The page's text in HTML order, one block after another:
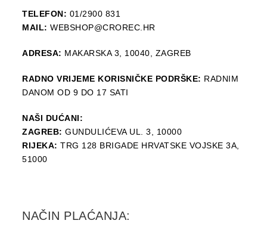
TELEFON: 01/2900 831
MAIL: WEBSHOP@CROREC.HR
ADRESA: MAKARSKA 3, 10040, ZAGREB
RADNO VRIJEME KORISNIČKE PODRŠKE: RADNIM
DANOM OD 9 DO 17 SATI
NAŠI DUĆANI:
ZAGREB: GUNDULIĆEVA UL. 3, 10000
RIJEKA: TRG 128 BRIGADE HRVATSKE VOJSKE 3A,
51000
NAČIN PLAĆANJA: